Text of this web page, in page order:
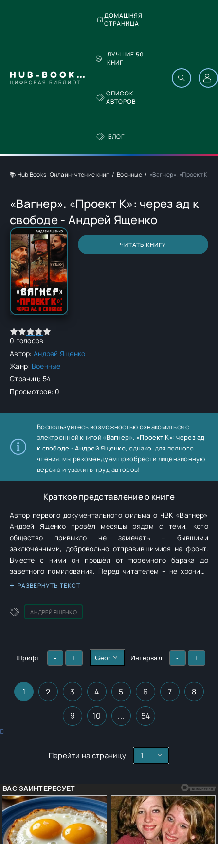
HUB-BOOKS.COM
ЦИФРОВАЯ БИБЛИОТЕКА
ДОМАШНЯЯ
СТРАНИЦА
ЛУЧШИЕ 50
КНИГ
СПИСОК
АВТОРОВ
БЛОГ
📚 Hub Books: Онлайн-чтение книг Военные «Вагнер». «Проект К»:
«Вагнер». «Проект К»: через ад к
свободе - Андрей Ященко
ЧИТАТЬ КНИГУ
0 голосов
Автор: Андрей Ященко
Жанр: Военные
Страниц: 54
Просмотров: 0
Воспользуйтесь возможностью ознакомиться с
электронной книгой «Вагнер». «Проект К»: через ад
к свободе - Андрей Ященко, однако, для полного
чтения, мы рекомендуем приобрести лицензионную
версию и уважить труд авторов!
Краткое представление о книге
Автор первого документального фильма о ЧВК «Вагнер»
Андрей Ященко провёл месяцы рядом с теми, кого
общество привыкло не замечать – бывшими
заключёнными, добровольно отправившимися на фронт.
Вместе с ними он прошёл от тюремного барака до
заветного помилования. Перед читателем – не хроника
войны, а человеческое свидетельство о страхе, боли и
сплетаются в одно чувство. Книга ищет ответ на главный
вопрос: может ли человек искупить свою вину и какой
РАЗВЕРНУТЬ ТЕКСТ
АНДРЕЙ ЯЩЕНКО
Шрифт: - + Интервал: - +
1 2 3 4 5 6 7 8
9 10 ... 54
Перейти на страницу: